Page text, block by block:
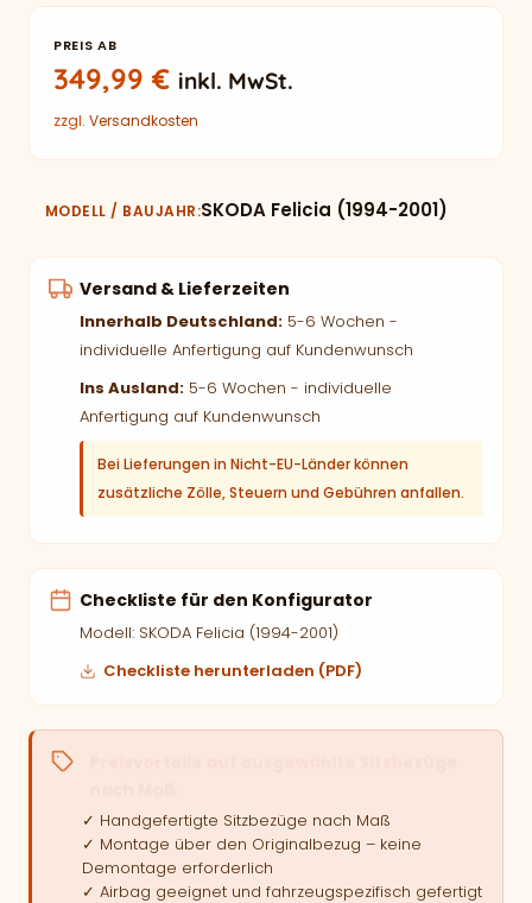
PREIS AB
349,99€ inkl. MwSt.
zzgl. Versandkosten
MODELL / BAUJAHR SKODA Felicia (1994-2001)
Versand & Lieferzeiten
Innerhalb Deutschland: 5-6 Wochen -
individuelle Anfertigung auf Kundenwunsch
Ins Ausland: 5-6 Wochen - individuelle
Anfertigung auf Kundenwunsch
Bei Lieferungen in Nicht-EU-Länder können
zusätzliche Zölle, Steuern und Gebühren anfallen.
Checkliste für den Konfigurator
Modell: SKODA Felicia (1994-2001)
Checkliste herunterladen (PDF)
✓ Handgefertigte Sitzbezüge nach Maß
✓ Montage über den Originalbezug – keine
Demontage erforderlich
✓ Airbag geeignet und fahrzeugspezifisch gefertigt